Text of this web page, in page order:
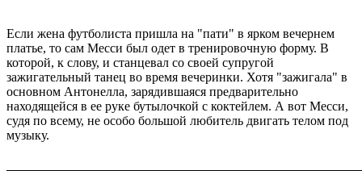
Если жена футболиста пришла на "пати" в ярком вечернем
платье, то сам Месси был одет в тренировочную форму. В
которой, к слову, и станцевал со своей супругой
зажигательный танец во время вечеринки. Хотя "зажигала" в
основном Антонелла, зарядившаяся предварительно
находящейся в ее руке бутылочкой с коктейлем. А вот Месси,
судя по всему, не особо большой любитель двигать телом под
музыку.